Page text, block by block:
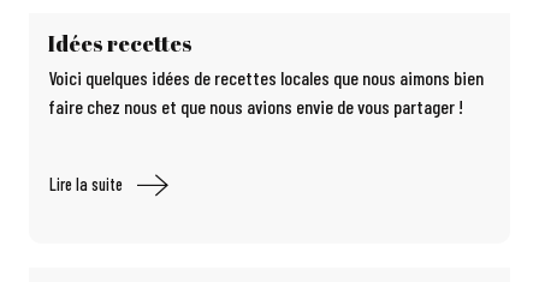
Idées recettes
Voici quelques idées de recettes locales que nous aimons bien
faire chez nous et que nous avions envie de vous partager !
Lire la suite